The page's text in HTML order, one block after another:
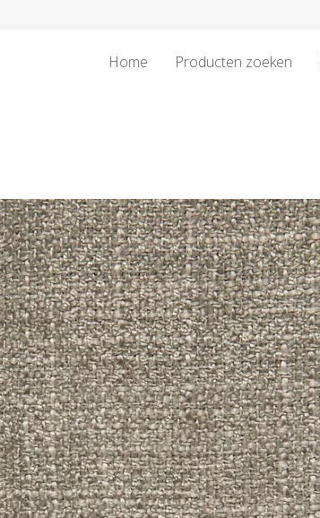
Home Producten zoeken